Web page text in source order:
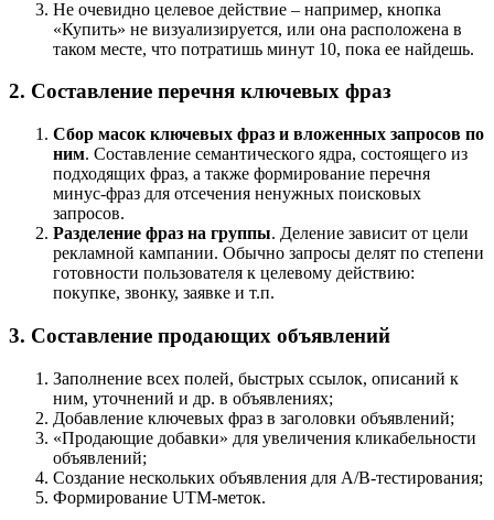
Не очевидно целевое действие – например, кнопка
«Купить» не визуализируется, или она расположена в
таком месте, что потратишь минут 10, пока ее найдешь.
2. Составление перечня ключевых фраз
Сбор масок ключевых фраз и вложенных запросов по
ним. Составление семантического ядра, состоящего из
подходящих фраз, а также формирование перечня
минус-фраз для отсечения ненужных поисковых
запросов.
Разделение фраз на группы. Деление зависит от цели
рекламной кампании. Обычно запросы делят по степени
готовности пользователя к целевому действию:
покупке, звонку, заявке и т.п.
3. Составление продающих объявлений
Заполнение всех полей, быстрых ссылок, описаний к
ним, уточнений и др. в объявлениях;
Добавление ключевых фраз в заголовки объявлений;
«Продающие добавки» для увеличения кликабельности
объявлений;
Создание нескольких объявления для A/B-тестирования;
Формирование UTM-меток.